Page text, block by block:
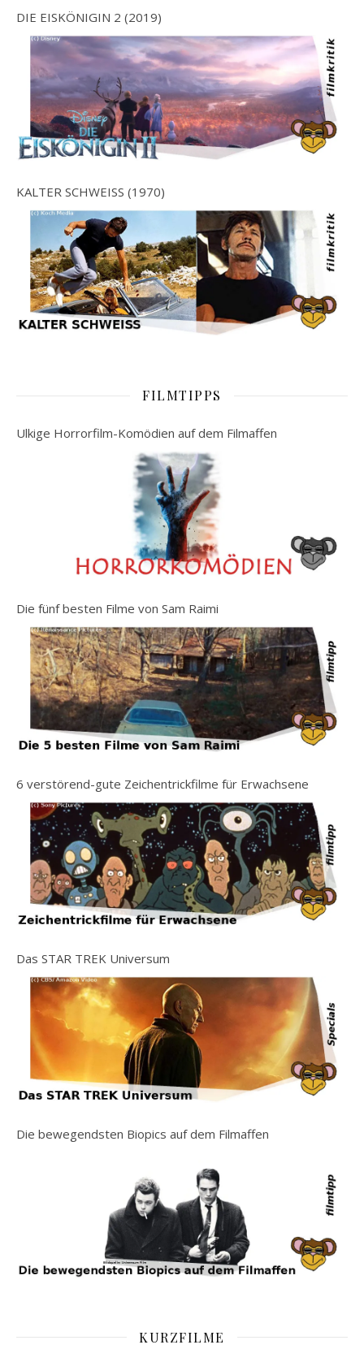
DIE EISKÖNIGIN 2 (2019)
KALTER SCHWEISS (1970)
FILMTIPPS
Ulkige Horrorfilm-Komödien auf dem Filmaffen
Die fünf besten Filme von Sam Raimi
6 verstörend-gute Zeichentrickfilme für Erwachsene
Das STAR TREK Universum
Die bewegendsten Biopics auf dem Filmaffen
KURZFILME